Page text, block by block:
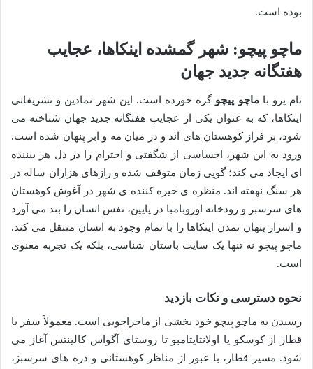
بوده است.
ماچو پیچو: شهر گمشده اینکاها، عجایب
هفتگانه جدید جهان
نام پرو باماچو پیچو گره خورده است. این شهر نمادین و تشریفاتی
اینکاها، که به عنوان یکی از عجایب هفتگانه جدید جهان شناخته می
شود، بر فراز کوهستان های آند و در میان مه و ابر پنهان شده است.
ورود به این شهر، احساسی از شگفتی و احترام را در دل هر بیننده
ای ایجاد می کند؛ گویی زمان متوقف شده و رازهای هزاران ساله در
هر سنگ نهفته اند. منظره ی خیره کننده ی شهر در آغوش کوهستان
های سرسبز و رودخانه اوروبامبا در پایین، نفس انسان را بند می آورد
و اسرار پنهان تمدن اینکاها را با تمام وجود به انسان منتقل می کند.
ماچو پیچو نه تنها یک سایت باستان شناسی، بلکه یک تجربه معنوی
است.
نحوه دسترسی و نکات بازدید
رسیدن به ماچو پیچو خود بخشی از ماجراجویی است. معمولاً سفر با
قطار از کوسکو یا اولانتایتامبو تا روستای آگواس کالینتس آغاز می
شود. مسیر قطار، با عبور از مناظر کوهستانی و دره های سرسبز،